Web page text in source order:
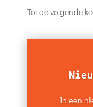
Tot de volgende
In een